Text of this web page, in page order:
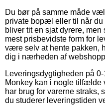
Du bør på samme måde
private bopæl eller til når
bliver tit en sjat dyrere,
mest prisbevidste form for
være selv at hente pakken,
dig i nærheden af
Leveringsdygtigheden på
Monkey kan i nogle tilfælde
har brug for varerne straks,
du studerer leveringstiden